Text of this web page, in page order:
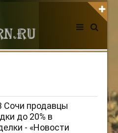
Регистрация
Сочи продавцы
до 20% в
- «Новости